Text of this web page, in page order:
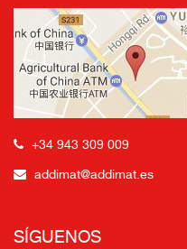
+34 943 309 009
addimat@addimat.es
SÍGUENOS